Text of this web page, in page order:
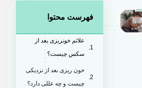
فهرست محتوا
علائم خونریزی بعد از
سکس چیست؟
خون ریزی بعد از نزدیکی
چیست و چه عللی دارد؟